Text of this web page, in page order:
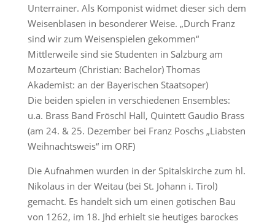
Unterrainer. Als Komponist widmet dieser sich dem
Weisenblasen in besonderer Weise. „Durch Franz
sind wir zum Weisenspielen gekommen“
Mittlerweile sind sie Studenten in Salzburg am
Mozarteum (Christian: Bachelor) Thomas
Akademist: an der Bayerischen Staatsoper)
Die beiden spielen in verschiedenen Ensembles:
u.a. Brass Band Fröschl Hall, Quintett Gaudio Brass
(am 24. & 25. Dezember bei Franz Poschs „Liabsten
Weihnachtsweis“ im ORF)
Die Aufnahmen wurden in der Spitalskirche zum hl.
Nikolaus in der Weitau (bei St. Johann i. Tirol)
gemacht. Es handelt sich um einen gotischen Bau
von 1262, im 18. Jhd erhielt sie heutiges barockes